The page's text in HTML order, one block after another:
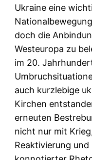
Ukraine eine
doch die
Westeuropa zu
im 20.
auch kurzlebige
Kirchen
erneuten
nicht nur mit
Reaktivierung